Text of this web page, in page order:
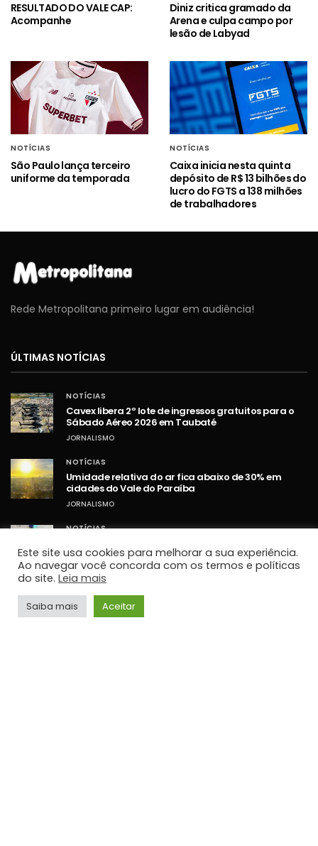
RESULTADO DO VALE CAP:
Acompanhe
Diniz critica gramado da
Arena e culpa campo por
lesão de Labyad
NOTÍCIAS
São Paulo lança terceiro
uniforme da temporada
NOTÍCIAS
Caixa inicia nesta quinta
depósito de R$ 13 bilhões do
lucro do FGTS a 138 milhões
de trabalhadores
Rede Metropolitana primeiro lugar em audiência!
ÚLTIMAS NOTÍCIAS
NOTÍCIAS
Cavex libera 2º lote de ingressos gratuitos para o
Sábado Aéreo 2026 em Taubaté
JORNALISMO
NOTÍCIAS
Umidade relativa do ar fica abaixo de 30% em
cidades do Vale do Paraíba
JORNALISMO
NOTÍCIAS
ampliação da Lei Maria da Penha
JORNALISMO
TOP HITS
Este site usa cookies para melhorar a sua experiência.
Ao navegar você concorda com os termos e políticas
do site. Leia mais
Saiba mais Aceitar